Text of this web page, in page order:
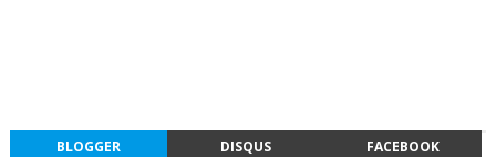
BLOGGER DISQUS FACEBOOK